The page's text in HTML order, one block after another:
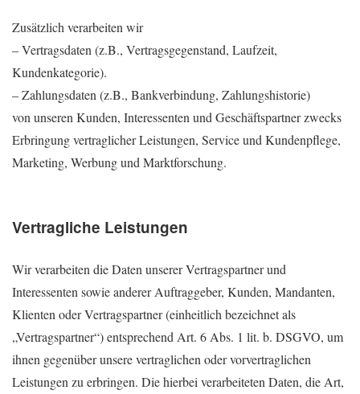
Zusätzlich verarbeiten wir
– Vertragsdaten (z.B., Vertragsgegenstand, Laufzeit,
Kundenkategorie).
– Zahlungsdaten (z.B., Bankverbindung, Zahlungshistorie)
von unseren Kunden, Interessenten und Geschäftspartner zwecks
Erbringung vertraglicher Leistungen, Service und Kundenpflege,
Marketing, Werbung und Marktforschung.
Vertragliche Leistungen
Wir verarbeiten die Daten unserer Vertragspartner und
Interessenten sowie anderer Auftraggeber, Kunden, Mandanten,
Klienten oder Vertragspartner (einheitlich bezeichnet als
„Vertragspartner“) entsprechend Art. 6 Abs. 1 lit. b. DSGVO, um
ihnen gegenüber unsere vertraglichen oder vorvertraglichen
Leistungen zu erbringen. Die hierbei verarbeiteten Daten, die Art,